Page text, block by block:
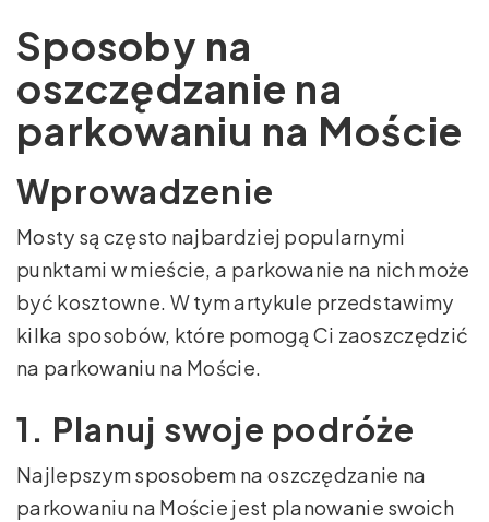
Sposoby na
oszczędzanie na
parkowaniu na Moście
Wprowadzenie
Mosty są często najbardziej popularnymi
punktami w mieście, a parkowanie na nich może
być kosztowne. W tym artykule przedstawimy
kilka sposobów, które pomogą Ci zaoszczędzić
na parkowaniu na Moście.
1. Planuj swoje podróże
Najlepszym sposobem na oszczędzanie na
parkowaniu na Moście jest planowanie swoich